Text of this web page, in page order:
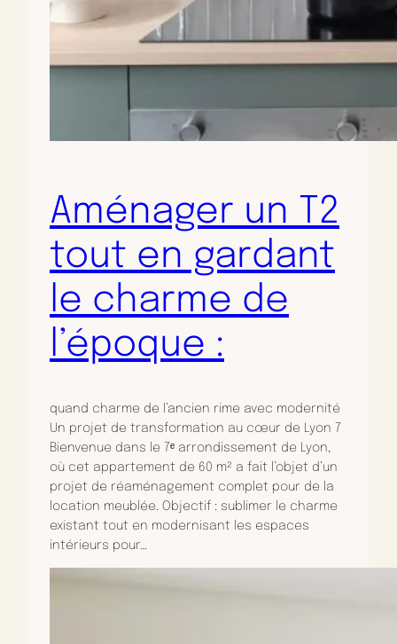
Aménager un T2
tout en gardant
le charme de
l’époque :
quand charme de l’ancien rime avec modernité
Un projet de transformation au cœur de Lyon 7
Bienvenue dans le 7ᵉ arrondissement de Lyon,
où cet appartement de 60 m² a fait l’objet d’un
projet de réaménagement complet pour de la
location meublée. Objectif : sublimer le charme
existant tout en modernisant les espaces
intérieurs pour…